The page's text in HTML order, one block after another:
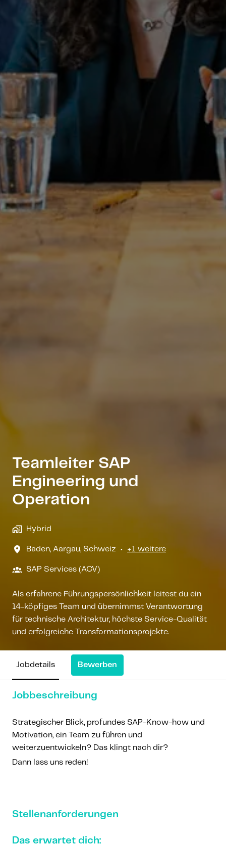
Teamleiter SAP
Engineering und
Operation
Hybrid
Baden, Aargau, Schweiz • +1 weitere
SAP Services (ACV)
Als erfahrene Führungspersönlichkeit leitest du ein
14-köpfiges Team und übernimmst Verantwortung
für technische Architektur, höchste Service-Qualität
und erfolgreiche Transformationsprojekte.
Jobdetails Bewerben
Jobbeschreibung
Strategischer Blick, profundes SAP-Know-how und
Motivation, ein Team zu führen und
weiterzuentwickeln? Das klingt nach dir?
Dann lass uns reden!
Stellenanforderungen
Das erwartet dich: